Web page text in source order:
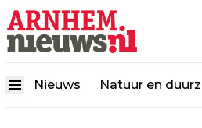
Nieuws Natuur en